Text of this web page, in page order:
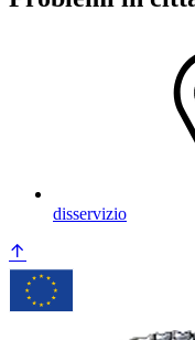
disservizio